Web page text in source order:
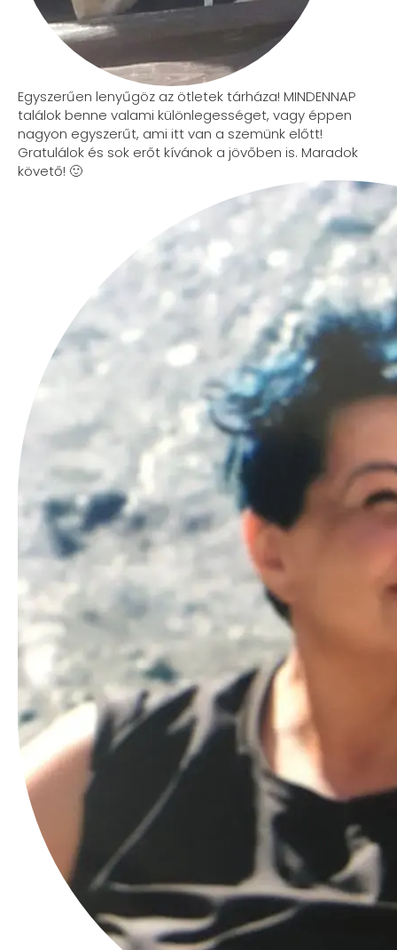
Egyszerűen lenyűgöz az ötletek tárháza! MINDENNAP
találok benne valami különlegességet, vagy éppen
nagyon egyszerűt, ami itt van a szemünk előtt!
Gratulálok és sok erőt kívánok a jövőben is. Maradok
követő! 🙂